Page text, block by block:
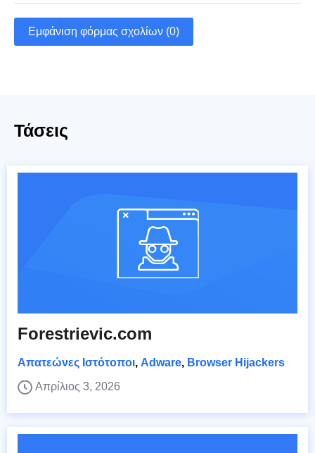
Εμφάνιση φόρμας σχολίων (0)
Τάσεις
Forestrievic.com
Απατεώνες Ιστότοποι, Adware, Browser Hijackers
Απρίλιος 3, 2026